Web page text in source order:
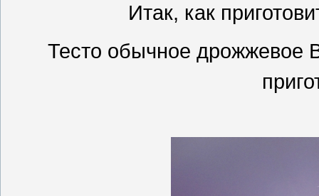
Итак, как
Тесто обычное дрожжевое